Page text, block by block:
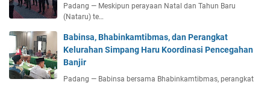
Padang — Meskipun perayaan Natal dan Tahun Baru
(Nataru) te…
Babinsa, Bhabinkamtibmas, dan Perangkat
Kelurahan Simpang Haru Koordinasi Pencegahan
Banjir
Padang — Babinsa bersama Bhabinkamtibmas, perangkat